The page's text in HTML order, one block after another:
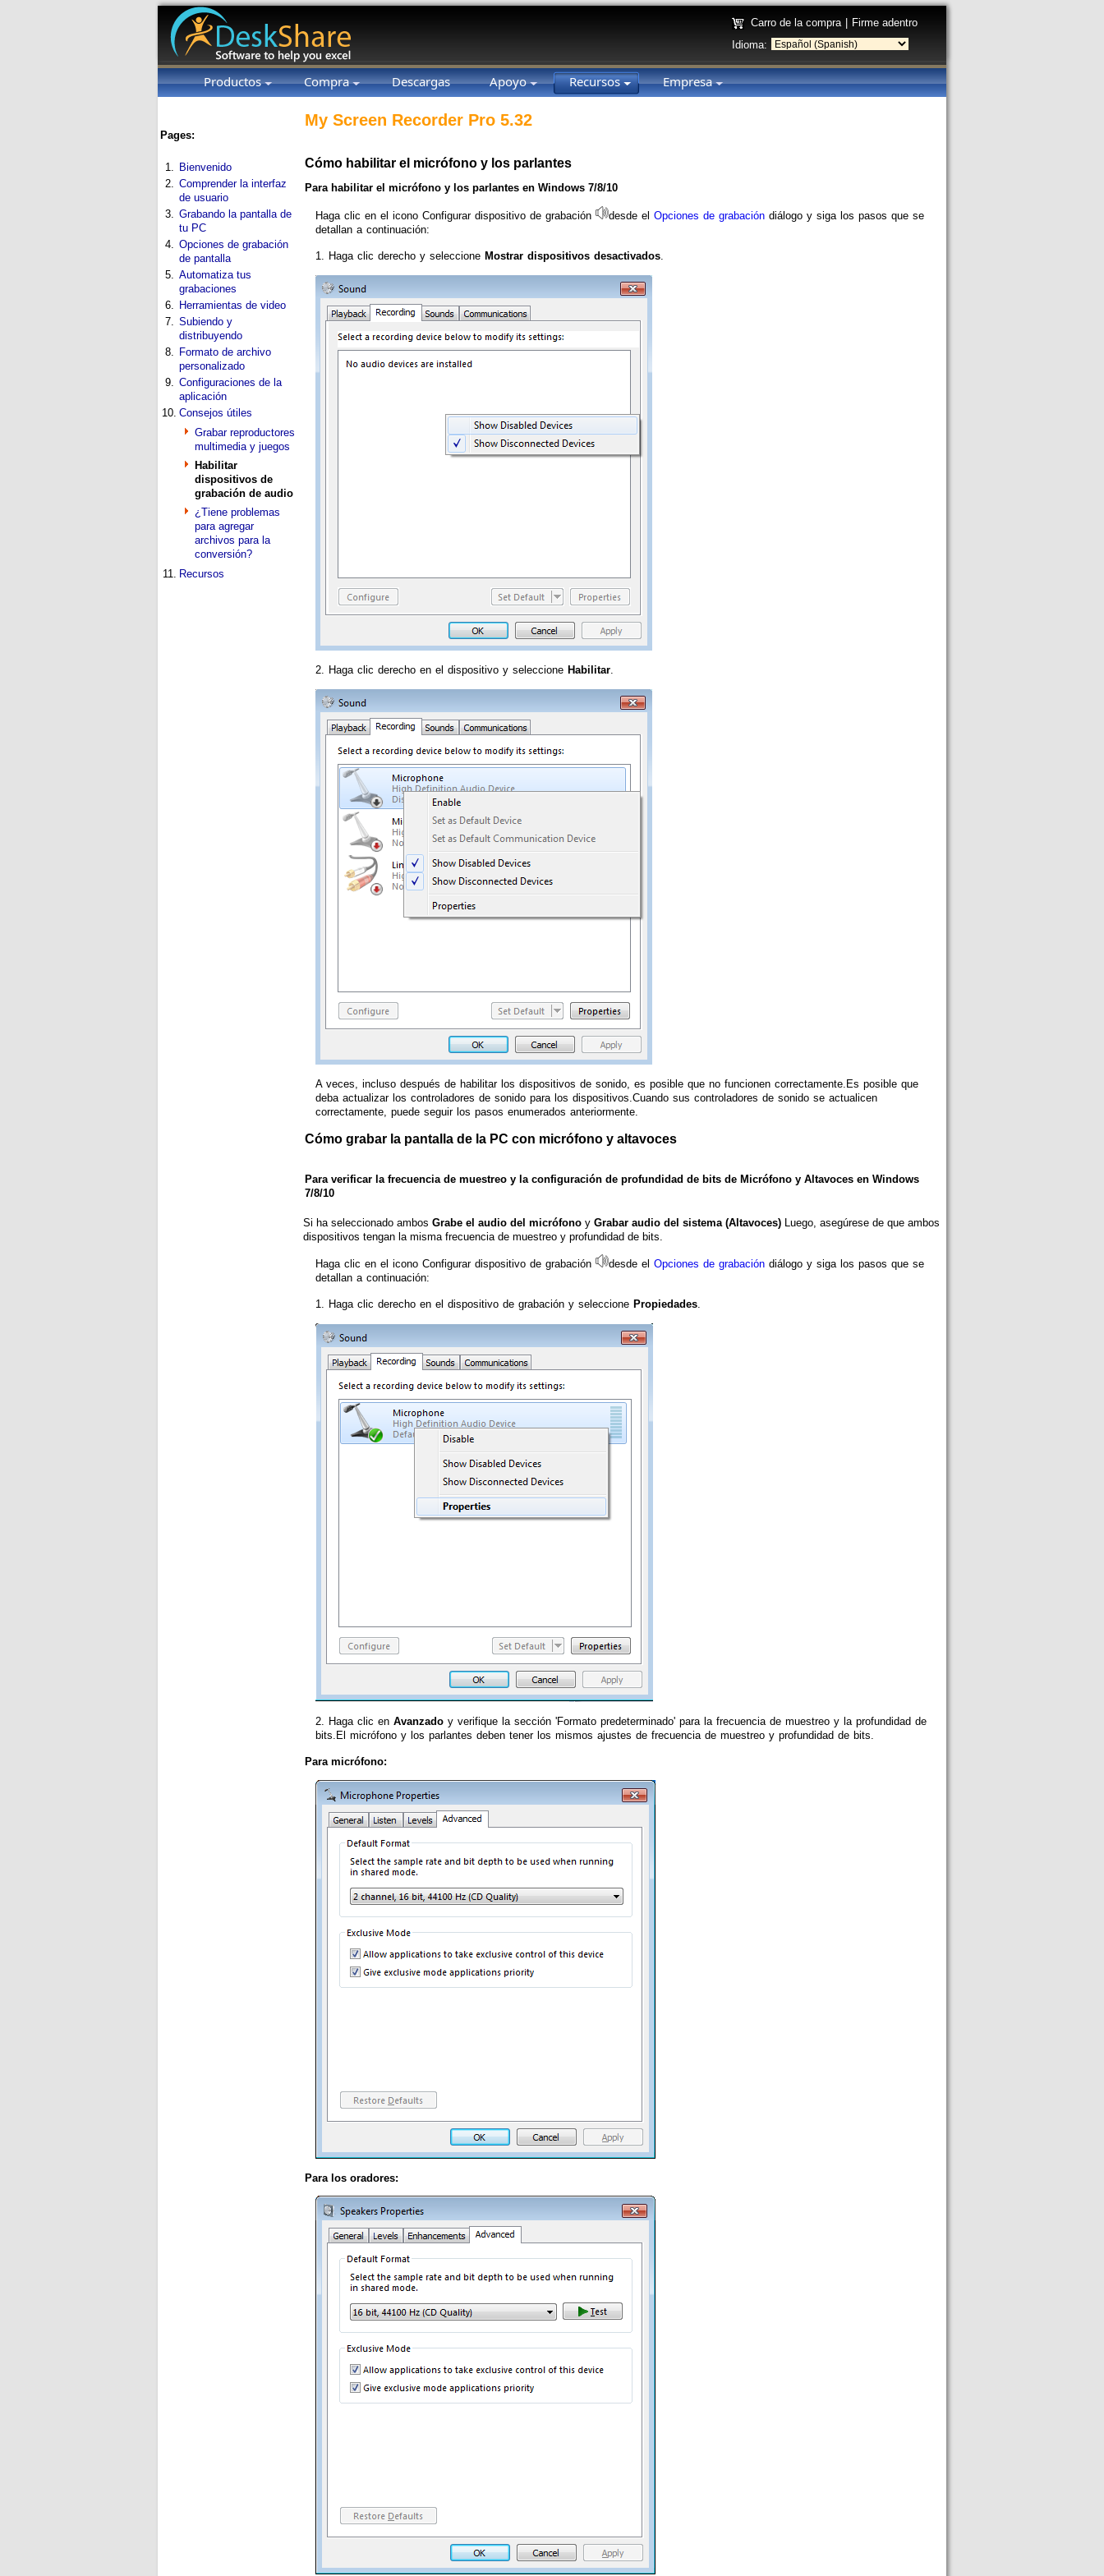
Carro de la compra
Firme adentro
Idioma:
Productos Compra Descargas Apoyo Recursos Empresa
Pages:
1. Bienvenido
2. Comprender la interfaz
de usuario
3. Grabando la pantalla de
tu PC
4. Opciones de grabación
de pantalla
5. Automatiza tus
grabaciones
6. Herramientas de video
7. Subiendo y
distribuyendo
8. Formato de archivo
personalizado
9. Configuraciones de la
aplicación
10. Consejos útiles
Grabar reproductores
multimedia y juegos
Habilitar
dispositivos de
grabación de audio
¿Tiene problemas
para agregar
archivos para la
conversión?
11. Recursos
My Screen Recorder Pro 5.32
Cómo habilitar el micrófono y los parlantes
Para habilitar el micrófono y los parlantes en Windows 7/8/10
Haga clic en el icono Configurar dispositivo de grabación desde el Opciones de grabación diálogo y siga los pasos que se
detallan a continuación:
1. Haga clic derecho y seleccione Mostrar dispositivos desactivados
2. Haga clic derecho en el dispositivo y seleccione Habilitar
A veces, incluso después de habilitar los dispositivos de sonido, es posible que no funcionen correctamente.Es posible que
deba actualizar los controladores de sonido para los dispositivos.Cuando sus controladores de sonido se actualicen
correctamente, puede seguir los pasos enumerados anteriormente.
Cómo grabar la pantalla de la PC con micrófono y altavoces
Para verificar la frecuencia de muestreo y la configuración de profundidad de bits de Micrófono y Altavoces en Windows
7/8/10
Si ha seleccionado ambos Grabe el audio del micrófono y Grabar audio del sistema (Altavoces) Luego, asegúrese de que ambos
dispositivos tengan la misma frecuencia de muestreo y profundidad de bits.
Haga clic en el icono Configurar dispositivo de grabación desde el Opciones de grabación diálogo y siga los pasos que se
detallan a continuación:
1. Haga clic derecho en el dispositivo de grabación y seleccione Propiedades.
2. Haga clic en Avanzado y verifique la sección 'Formato predeterminado' para la frecuencia de muestreo y la profundidad de
bits.El micrófono y los parlantes deben tener los mismos ajustes de frecuencia de muestreo y profundidad de bits.
Para micrófono:
Para los oradores: